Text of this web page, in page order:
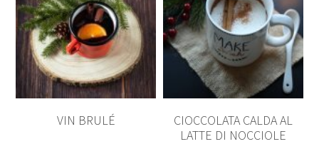
VIN BRULÉ
CIOCCOLATA CALDA AL
LATTE DI NOCCIOLE